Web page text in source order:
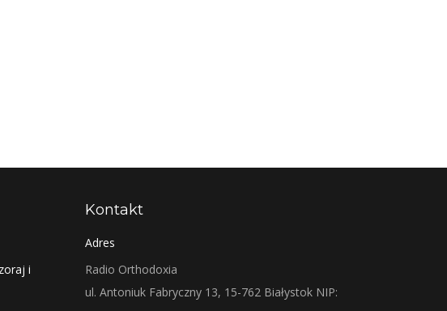
i
Kontakt
Adres
Radio Orthodoxia
ul. Antoniuk Fabryczny 13, 15-762 Białystok NIP: